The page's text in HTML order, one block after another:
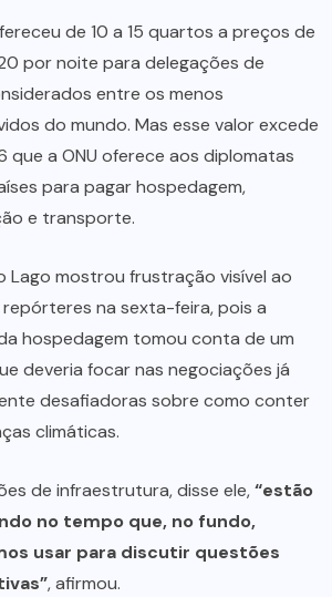
de 10 a 15 quartos a preços de
por noite para delegações de
entre os menos
do mundo. Mas esse valor excede
que a ONU oferece aos diplomatas
para pagar hospedagem,
e transporte.
Lago mostrou frustração visível ao
na sexta-feira, pois a
hospedagem tomou conta de um
deveria focar nas negociações já
desafiadoras sobre como conter
climáticas.
de infraestrutura, disse ele,“estão
no tempo que, no fundo,
usar para discutir questões
, afirmou.